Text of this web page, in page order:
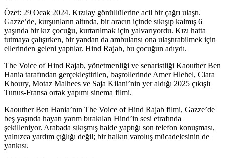
Özet: 29 Ocak 2024. Kızılay gönüllülerine acil bir çağrı ulaştı.
Gazze’de, kurşunların altında, bir aracın içinde sıkışıp kalmış 6
yaşında bir kız çocuğu, kurtarılmak için yalvarıyordu. Kızı hatta
tutmaya çalışırken, bir yandan da ambulansı ona ulaştırabilmek için
ellerinden geleni yaptılar. Hind Rajab, bu çocuğun adıydı.
The Voice of Hind Rajab, yönetmenliği ve senaristliği Kaouther Ben
Hania tarafından gerçekleştirilen, başrollerinde Amer Hlehel, Clara
Khoury, Motaz Malhees ve Saja Kilani’nin yer aldığı 2025 çıkışlı
Tunus-Fransa ortak yapımı sinema filmi.
Kaouther Ben Hania’nın The Voice of Hind Rajab filmi, Gazze’de
beş yaşında hayatı yarım bırakılan Hind’in sesi etrafında
şekilleniyor. Arabada sıkışmış halde yaptığı son telefon konuşması,
yalnızca yardım çığlığı değil; bir halkın varoluş mücadelesinin de
yankısı.